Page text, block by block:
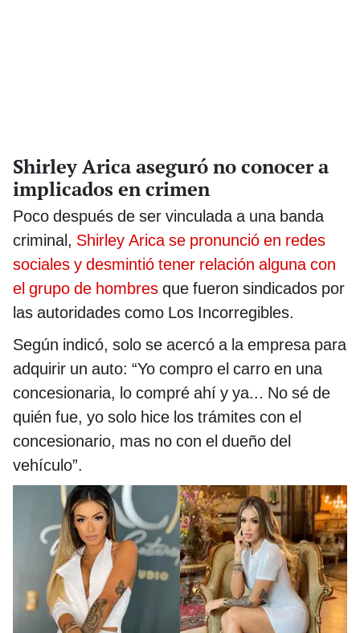
Shirley Arica aseguró no conocer a
implicados en crimen
Poco después de ser vinculada a una banda
criminal, Shirley Arica se pronunció en redes
sociales y desmintió tener relación alguna con
el grupo de hombres que fueron sindicados por
las autoridades como Los Incorregibles.
Según indicó, solo se acercó a la empresa para
adquirir un auto: “Yo compro el carro en una
concesionaria, lo compré ahí y ya... No sé de
quién fue, yo solo hice los trámites con el
concesionario, mas no con el dueño del
vehículo”.